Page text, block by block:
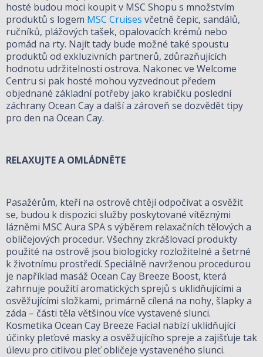
hosté budou moci koupit v MSC Shopu s množstvím
produktů s logem MSC Cruises včetně čepic, sandálů,
ručníků, plážových tašek, opalovacích krémů nebo
pomád na rty. Najít tady bude možné také spoustu
produktů od exkluzivních partnerů, zdůrazňujících
hodnotu udržitelnosti ostrova. Nakonec ve Welcome
Centru si pak hosté mohou vyzvednout předem
objednané základní potřeby jako krabičku poslední
záchrany Ocean Cay a další a zároveň se dozvědět tipy
pro den na Ocean Cay.
RELAXUJTE A OMLÁDNĚTE
Pasažérům, kteří na ostrově chtějí odpočívat a osvěžit
se, budou k dispozici služby poskytované vítěznými
lázněmi MSC Aura SPA s výběrem relaxačních tělových a
obličejových procedur. Všechny zkrášlovací produkty
použité na ostrově jsou biologicky rozložitelné a šetrné
k životnímu prostředí. Speciálně navrženou procedurou
je například masáž Ocean Cay Breeze Boost, která
zahrnuje použití aromatických sprejů s uklidňujícími a
osvěžujícími složkami, primárně cílená na nohy, šlapky a
záda – části těla většinou více vystavené slunci.
Kosmetika Ocean Cay Breeze Facial nabízí uklidňující
účinky pleťové masky a osvěžujícího spreje a zajišťuje tak
úlevu pro citlivou pleť obličeje vystaveného slunci.